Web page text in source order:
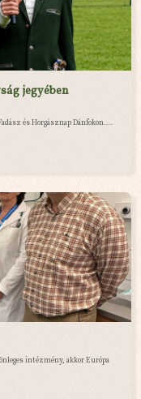
jegyében
és Horgásznap Dánfokon....
intézmény, akkor Európa